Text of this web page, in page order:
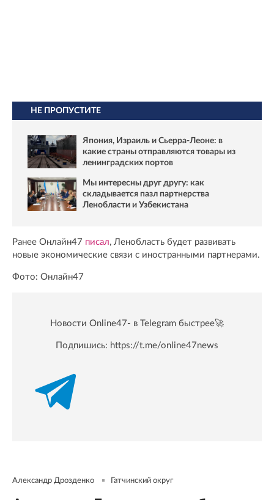
НЕ ПРОПУСТИТЕ
Япония, Израиль и Сьерра-Леоне: в
какие страны отправляются товары из
ленинградских портов
Мы интересны друг другу: как
складывается пазл партнерства
Ленобласти и Узбекистана
Ранее Онлайн47 писал, Ленобласть будет развивать
новые экономические связи с иностранными партнерами.
Фото: Онлайн47
Новости Online47- в Telegram быстрее🚀
Подпишись: https://t.me/online47news
Александр Дрозденко Гатчинский округ